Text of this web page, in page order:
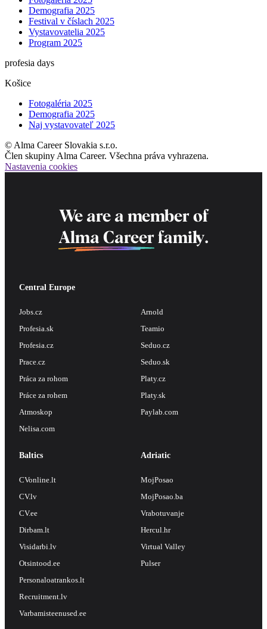
Demografia 2025
Festival v číslach 2025
Vystavovatelia 2025
Program 2025
profesia days
Košice
Fotogaléria 2025
Demografia 2025
Naj vystavovateľ 2025
© Alma Career Slovakia s.r.o.
Člen skupiny Alma Career. Všechna práva vyhrazena.
Nastavenia cookies
We are a member of
Alma Career family.
Central Europe
Jobs.cz
Profesia.sk
Profesia.cz
Prace.cz
Práca za rohom
Práce za rohem
Atmoskop
Nelisa.com
Arnold
Teamio
Seduo.cz
Seduo.sk
Platy.cz
Platy.sk
Paylab.com
Baltics
CVonline.lt
CV.lv
CV.ee
Dirbam.lt
Visidarbi.lv
Otsintood.ee
Personaloatrankos.lt
Recruitment.lv
Varbamisteenused.ee
Adriatic
MojPosao
MojPosao.ba
Vrabotuvanje
Hercul.hr
Virtual Valley
Pulser